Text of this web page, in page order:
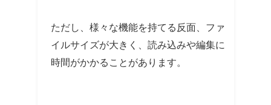
ただし、様々な機能を持てる反面、ファ
イルサイズが大きく、読み込みや編集に
時間がかかることがあります。